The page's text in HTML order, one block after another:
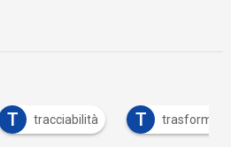
T trasformazione digitale